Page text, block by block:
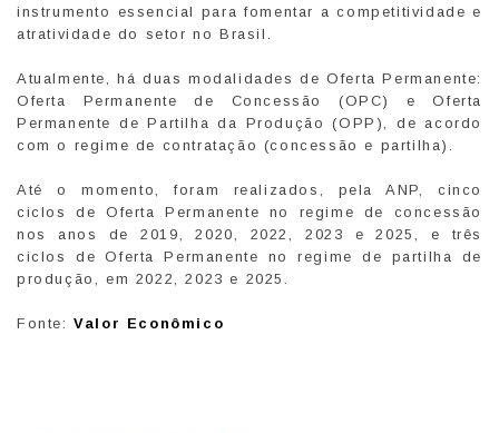
instrumento essencial para fomentar a competitividade e
atratividade do setor no Brasil.
Atualmente, há duas modalidades de Oferta Permanente:
Oferta Permanente de Concessão (OPC) e Oferta
Permanente de Partilha da Produção (OPP), de acordo
com o regime de contratação (concessão e partilha).
Até o momento, foram realizados, pela ANP, cinco
ciclos de Oferta Permanente no regime de concessão
nos anos de 2019, 2020, 2022, 2023 e 2025, e três
ciclos de Oferta Permanente no regime de partilha de
produção, em 2022, 2023 e 2025.
Fonte:Valor Econômico